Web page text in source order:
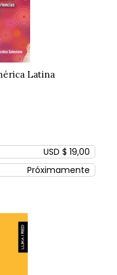
Latina
USD $ 19,00
Próximamente